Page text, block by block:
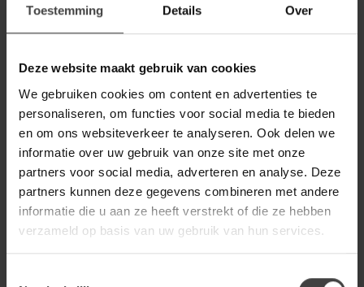
Toestemming Details Over
Deze website maakt gebruik van cookies
We gebruiken cookies om content en advertenties te
personaliseren, om functies voor social media te bieden
en om ons websiteverkeer te analyseren. Ook delen we
informatie over uw gebruik van onze site met onze
partners voor social media, adverteren en analyse. Deze
partners kunnen deze gegevens combineren met andere
informatie die u aan ze heeft verstrekt of die ze hebben
verzameld op basis van uw gebruik van hun services.
Op voorraad
WOONSTIJL
WoonStijl Hoekbank Raster
links Hoven zand-bruin
Op voorraad
1.099,00
WoonStijl Eetkamerbank
Raster 180 cm boucle Zand 599,00